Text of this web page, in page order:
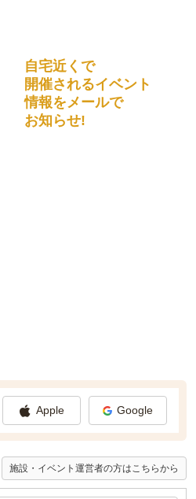
自宅近くで
開催されるイベント
情報をメールで
お知らせ!
Apple Google
施設・イベント運営者の方はこちらから